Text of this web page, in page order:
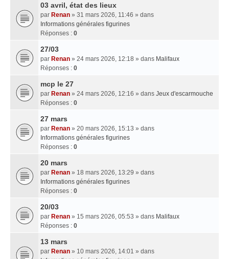
03 avril, état des lieux
par Renan » 31 mars 2026, 11:46 » dans
Informations générales figurines
Réponses : 0
27/03
par Renan » 24 mars 2026, 12:18 » dans Malifaux
Réponses : 0
mcp le 27
par Renan » 24 mars 2026, 12:16 » dans Jeux d'escarmouche
Réponses : 0
27 mars
par Renan » 20 mars 2026, 15:13 » dans
Informations générales figurines
Réponses : 0
20 mars
par Renan » 18 mars 2026, 13:29 » dans
Informations générales figurines
Réponses : 0
20/03
par Renan » 15 mars 2026, 05:53 » dans Malifaux
Réponses : 0
13 mars
par Renan » 10 mars 2026, 14:01 » dans